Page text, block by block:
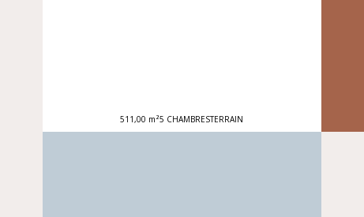
511,00 m²5 CHAMBRESTERRAIN